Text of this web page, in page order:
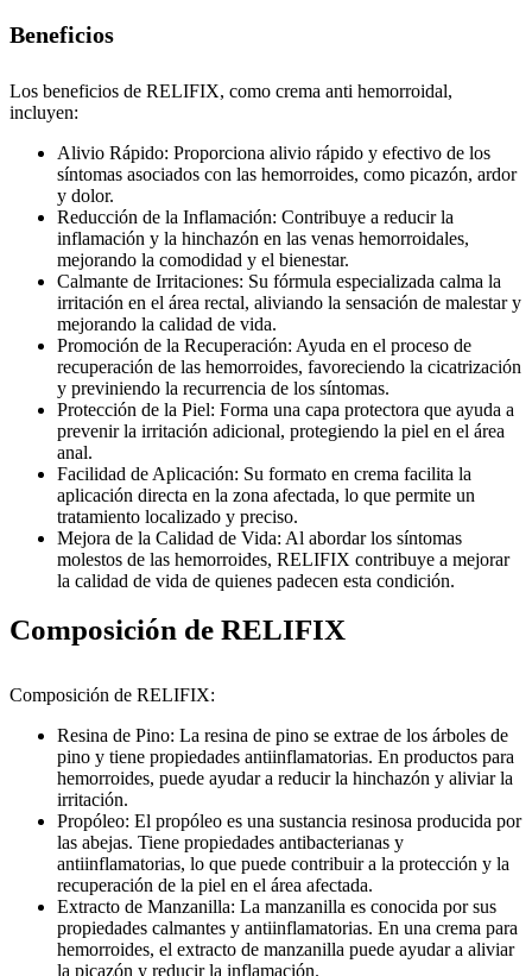
Beneficios
Los beneficios de RELIFIX, como crema anti hemorroidal,
incluyen:
Alivio Rápido: Proporciona alivio rápido y efectivo de los
síntomas asociados con las hemorroides, como picazón, ardor
y dolor.
Reducción de la Inflamación: Contribuye a reducir la
inflamación y la hinchazón en las venas hemorroidales,
mejorando la comodidad y el bienestar.
Calmante de Irritaciones: Su fórmula especializada calma la
irritación en el área rectal, aliviando la sensación de malestar y
mejorando la calidad de vida.
Promoción de la Recuperación: Ayuda en el proceso de
recuperación de las hemorroides, favoreciendo la cicatrización
y previniendo la recurrencia de los síntomas.
Protección de la Piel: Forma una capa protectora que ayuda a
prevenir la irritación adicional, protegiendo la piel en el área
anal.
Facilidad de Aplicación: Su formato en crema facilita la
aplicación directa en la zona afectada, lo que permite un
tratamiento localizado y preciso.
Mejora de la Calidad de Vida: Al abordar los síntomas
molestos de las hemorroides, RELIFIX contribuye a mejorar
la calidad de vida de quienes padecen esta condición.
Composición de RELIFIX
Composición de RELIFIX:
Resina de Pino: La resina de pino se extrae de los árboles de
pino y tiene propiedades antiinflamatorias. En productos para
hemorroides, puede ayudar a reducir la hinchazón y aliviar la
irritación.
Propóleo: El propóleo es una sustancia resinosa producida por
las abejas. Tiene propiedades antibacterianas y
antiinflamatorias, lo que puede contribuir a la protección y la
recuperación de la piel en el área afectada.
Extracto de Manzanilla: La manzanilla es conocida por sus
propiedades calmantes y antiinflamatorias. En una crema para
hemorroides, el extracto de manzanilla puede ayudar a aliviar
la picazón y reducir la inflamación.